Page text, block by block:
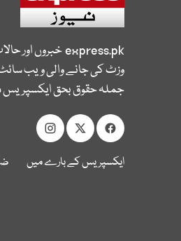
express.pkخبروں اور
وزٹ کی جانے والی ویب
جملہ حقوق بحق ایکسپریس
ایکسپریس کے بارے میں